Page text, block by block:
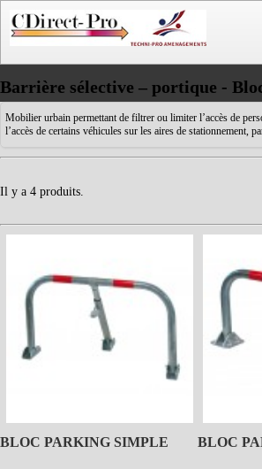
Barrière sélective – portique -
Mobilier urbain permettant de filtrer ou limiter l’accès de
l’accès de certains véhicules sur les aires de stationnement,
Il y a 4 produits.
BLOC PARKING SIMPLE BLOC